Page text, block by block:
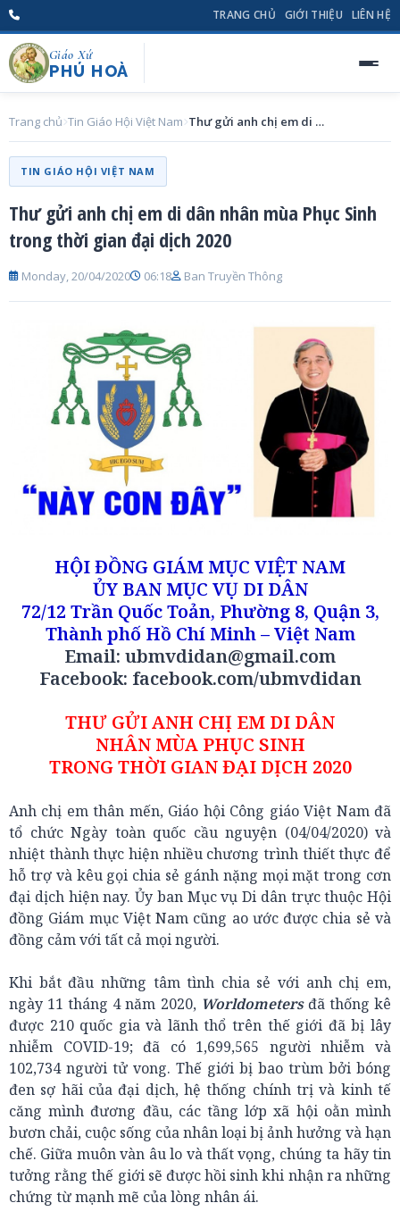
TRANG CHỦ GIỚI THIỆU LIÊN HỆ
Giáo Xứ
PHÚ HOÀ
Trang chủ Tin Giáo Hội Việt Nam Thư gửi anh chị em di dân nhân mùa Phục Sinh trong thời gian đại dịch 2020
TIN GIÁO HỘI VIỆT NAM
Thư gửi anh chị em di dân nhân mùa Phục Sinh
trong thời gian đại dịch 2020
Monday, 20/04/2020 06:18 Ban Truyền Thông
HỘI ĐỒNG GIÁM MỤC VIỆT NAM
ỦY BAN MỤC VỤ DI DÂN
72/12 Trần Quốc Toản, Phường 8, Quận 3,
Thành phố Hồ Chí Minh – Việt Nam
Email: ubmvdidan@gmail.com
Facebook: facebook.com/ubmvdidan
THƯ GỬI ANH CHỊ EM DI DÂN
NHÂN MÙA PHỤC SINH
TRONG THỜI GIAN ĐẠI DỊCH 2020
Anh chị em thân mến, Giáo hội Công giáo Việt Nam đã
tổ chức Ngày toàn quốc cầu nguyện (04/04/2020) và
nhiệt thành thực hiện nhiều chương trình thiết thực để
hỗ trợ và kêu gọi chia sẻ gánh nặng mọi mặt trong cơn
đại dịch hiện nay. Ủy ban Mục vụ Di dân trực thuộc Hội
đồng Giám mục Việt Nam cũng ao ước được chia sẻ và
đồng cảm với tất cả mọi người.
Khi bắt đầu những tâm tình chia sẻ với anh chị em,
ngày 11 tháng 4 năm 2020, Worldometersđã thống kê
được 210 quốc gia và lãnh thổ trên thế giới đã bị lây
nhiễm COVID-19; đã có 1,699,565 người nhiễm và
102,734 người tử vong. Thế giới bị bao trùm bởi bóng
đen sợ hãi của đại dịch, hệ thống chính trị và kinh tế
căng mình đương đầu, các tầng lớp xã hội oằn mình
bươn chải, cuộc sống của nhân loại bị ảnh hưởng và hạn
chế. Giữa muôn vàn âu lo và thất vọng, chúng ta hãy tin
tưởng rằng thế giới sẽ được hồi sinh khi nhận ra những
chứng từ mạnh mẽ của lòng nhân ái.